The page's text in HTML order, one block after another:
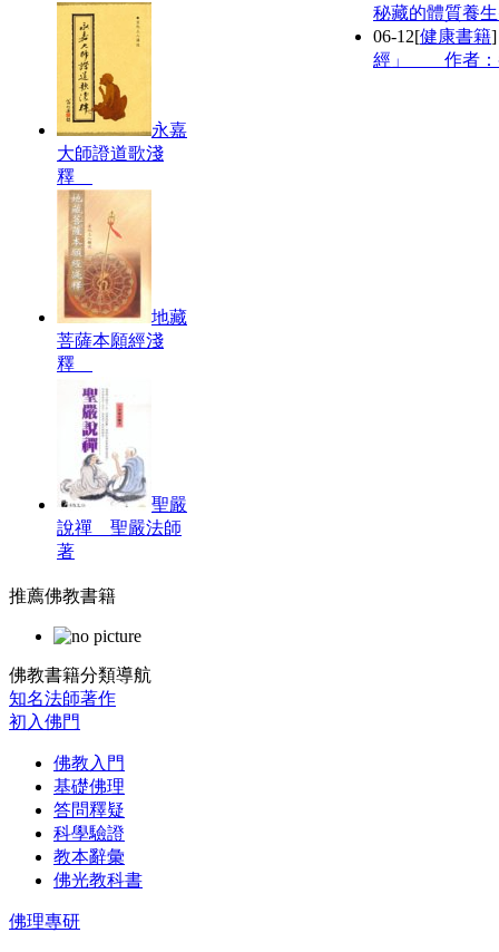
永嘉
大師證道歌淺
釋
地藏
菩薩本願經淺
釋
聖嚴
說禪 聖嚴法師
著
秘藏的體質養
06-12[健康書籍
經」 作者：
推薦佛教書籍
佛教書籍分類導航
知名法師著作
初入佛門
佛教入門
基礎佛理
答問釋疑
科學驗證
教本辭彙
佛光教科書
佛理專研